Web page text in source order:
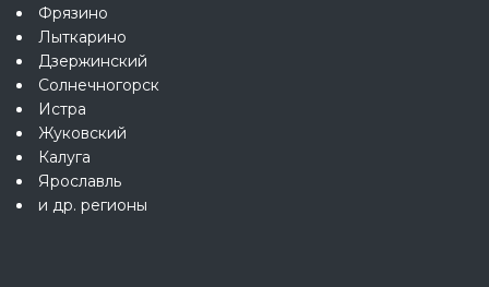
Фрязино
Лыткарино
Дзержинский
Солнечногорск
Истра
Жуковский
Калуга
Ярославль
и др. регионы